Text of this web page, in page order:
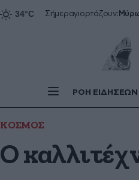
Σήμεραγιορτάζουν:
ΡΟΗ ΕΙΔΗΣΕΩΝ
ΚΟΣΜΟΣ
Ο